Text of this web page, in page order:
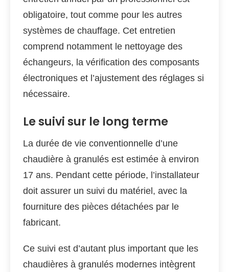
obligatoire, tout comme pour les autres
systèmes de chauffage. Cet entretien
comprend notamment le nettoyage des
échangeurs, la vérification des composants
électroniques et l’ajustement des réglages si
nécessaire.
Le suivi sur le long terme
La durée de vie conventionnelle d’une
chaudière à granulés est estimée à environ
17 ans. Pendant cette période, l’installateur
doit assurer un suivi du matériel, avec la
fourniture des pièces détachées par le
fabricant.
Ce suivi est d’autant plus important que les
chaudières à granulés modernes intègrent